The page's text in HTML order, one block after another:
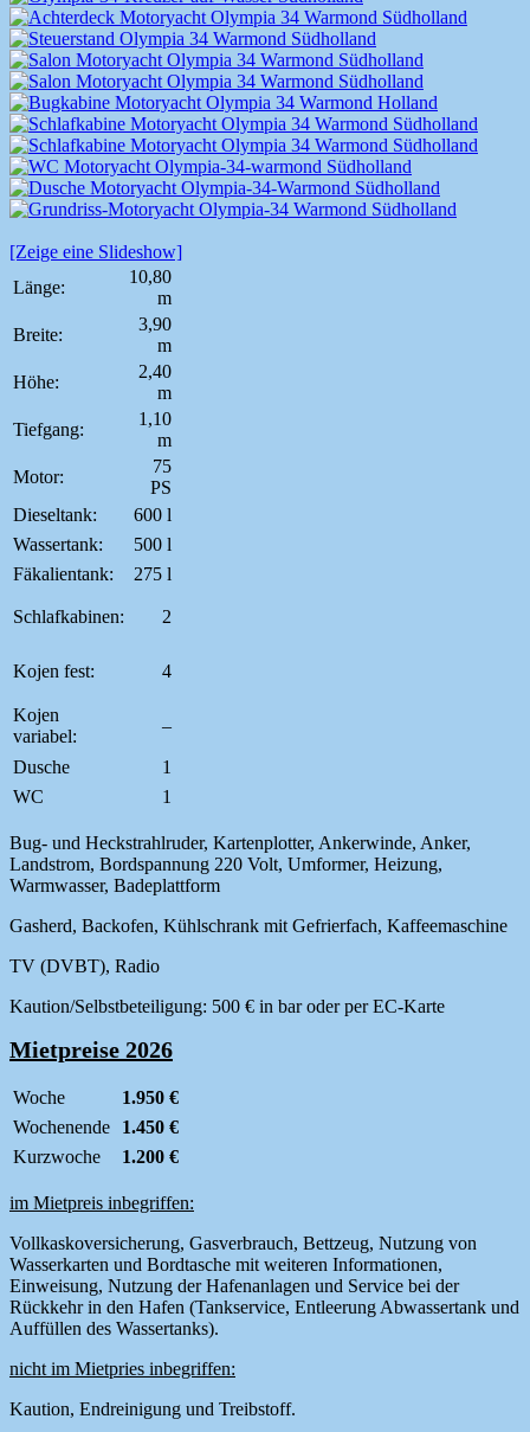
[Zeige eine Slideshow]
Länge:
10,80
m
Breite:
3,90
m
Höhe:
2,40
m
Tiefgang:
1,10
m
Motor:
75
PS
Dieseltank:
600 l
Wassertank:
500 l
Fäkalientank:
275 l
Schlafkabinen: 2
Kojen fest: 4
Kojen
variabel:
–
Dusche
1
WC
1
Bug- und Heckstrahlruder, Kartenplotter, Ankerwinde, Anker,
Landstrom, Bordspannung 220 Volt, Umformer, Heizung,
Warmwasser, Badeplattform
Gasherd, Backofen, Kühlschrank mit Gefrierfach, Kaffeemaschine
TV (DVBT), Radio
Kaution/Selbstbeteiligung: 500 € in bar oder per EC-Karte
Mietpreise 2026
Woche
1.950 €
Wochenende
1.450 €
Kurzwoche
1.200 €
im Mietpreis inbegriffen:
Vollkaskoversicherung, Gasverbrauch, Bettzeug, Nutzung von
Wasserkarten und Bordtasche mit weiteren Informationen,
Einweisung, Nutzung der Hafenanlagen und Service bei der
Rückkehr in den Hafen (Tankservice, Entleerung Abwassertank und
Auffüllen des Wassertanks).
nicht im Mietpries inbegriffen:
Kaution, Endreinigung und Treibstoff.